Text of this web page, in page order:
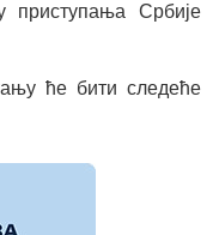
приступања Србије
ће бити следеће